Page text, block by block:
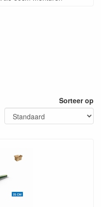
Sorteer op